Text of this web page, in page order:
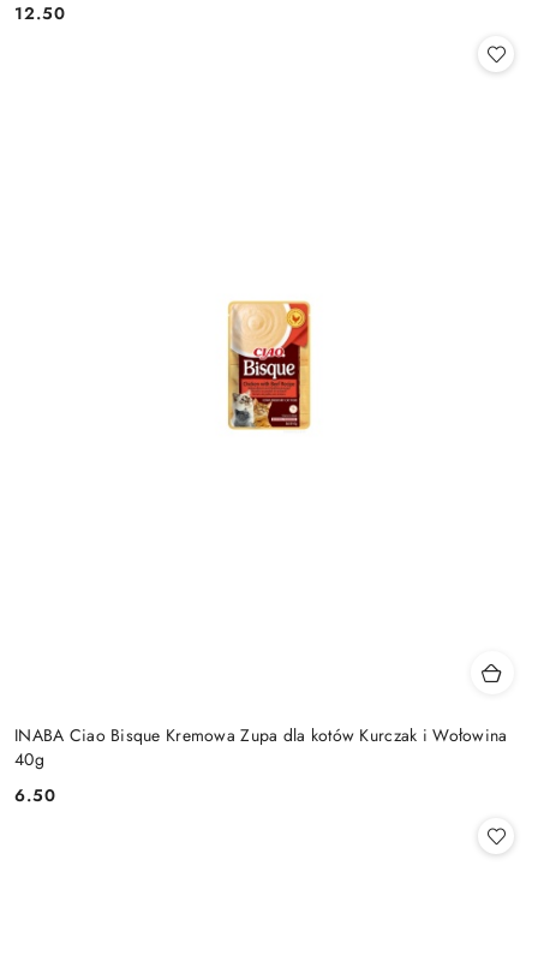
Cena:
12.50
INABA Ciao Bisque Kremowa Zupa dla kotów Kurczak i Wołowina
40g
Cena:
6.50